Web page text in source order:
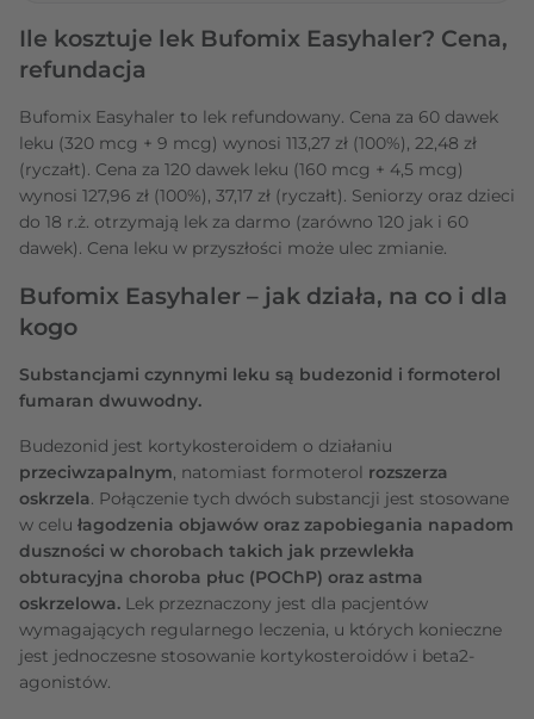
Ile kosztuje lek Bufomix Easyhaler? Cena,
refundacja
Bufomix Easyhaler to lek refundowany. Cena za 60 dawek
leku (320 mcg + 9 mcg) wynosi 113,27 zł (100%), 22,48 zł
(ryczałt). Cena za 120 dawek leku (160 mcg + 4,5 mcg)
wynosi 127,96 zł (100%), 37,17 zł (ryczałt). Seniorzy oraz dzieci
do 18 r.ż. otrzymają lek za darmo (zarówno 120 jak i 60
dawek). Cena leku w przyszłości może ulec zmianie.
Bufomix Easyhaler – jak działa, na co i dla
kogo
Substancjami czynnymi leku są budezonid i formoterol
fumaran dwuwodny.
Budezonid jest kortykosteroidem o działaniu
przeciwzapalnym, natomiast formoterol rozszerza
oskrzela. Połączenie tych dwóch substancji jest stosowane
w celu łagodzenia objawów oraz zapobiegania napadom
duszności w chorobach takich jak przewlekła
obturacyjna choroba płuc (POChP) oraz astma
oskrzelowa. Lek przeznaczony jest dla pacjentów
wymagających regularnego leczenia, u których konieczne
jest jednoczesne stosowanie kortykosteroidów i beta2-
agonistów.